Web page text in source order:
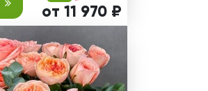
от 11 970 ₽